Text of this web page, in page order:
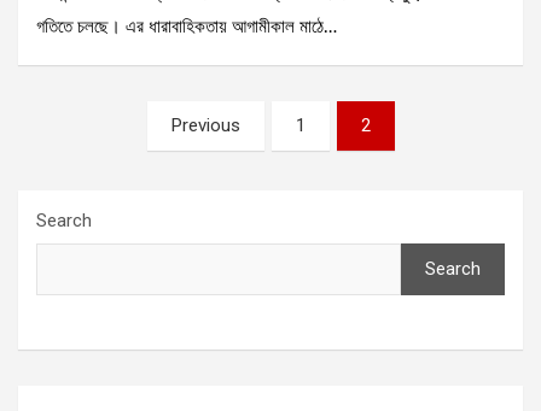
গতিতে চলছে। এর ধারাবাহিকতায় আগামীকাল মাঠে…
pagination
Previous 1 2
Search
Search